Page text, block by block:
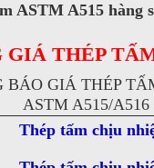
ASTM A515 hàng
GIÁ THÉP
BÁO GIÁ THÉP
ASTM A515/A516
Thép tấm chịu